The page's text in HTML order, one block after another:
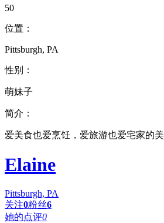
50
位置：
Pittsburgh, PA
性别：
萌妹子
简介：
爱美食也爱烹饪，爱旅游也爱宅家的
Elaine
Pittsburgh, PA
关注0粉丝6
她的点评0